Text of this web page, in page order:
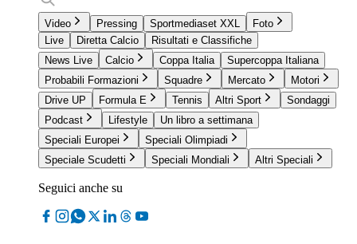
Video Pressing Sportmediaset XXL
Foto
Live
Diretta Calcio
Risultati e Classifiche
News Live
Calcio Coppa Italia
Supercoppa Italiana
Probabili Formazioni
Squadre Mercato
Motori
Drive UP
Formula E Tennis Altri Sport
Sondaggi
Podcast
Lifestyle
Un libro a settimana
Speciali Europei
Speciali Olimpiadi
Speciale Scudetti
Speciali Mondiali Altri Speciali
Seguici anche su